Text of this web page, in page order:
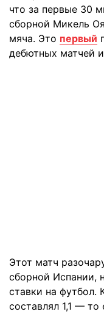
что за первые 30
сборной Микель
мяча. Это первый
дебютных матчей
Этот матч
сборной Испании,
ставки на футбол.
составлял 1,1 — то